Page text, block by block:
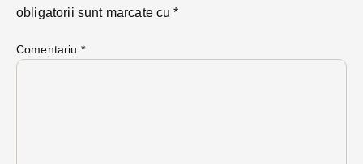
obligatorii sunt marcate cu*
Comentariu *